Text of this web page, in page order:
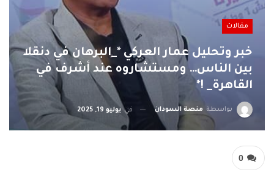
مقالات
خبر وتحليل عمار العركي *_البرهان في دنقلا
بين الناس… ومستشاروه عند أشرف في
القاهرة_ !*
بواسطة منصة السودان فييوليو 19, 2025
0